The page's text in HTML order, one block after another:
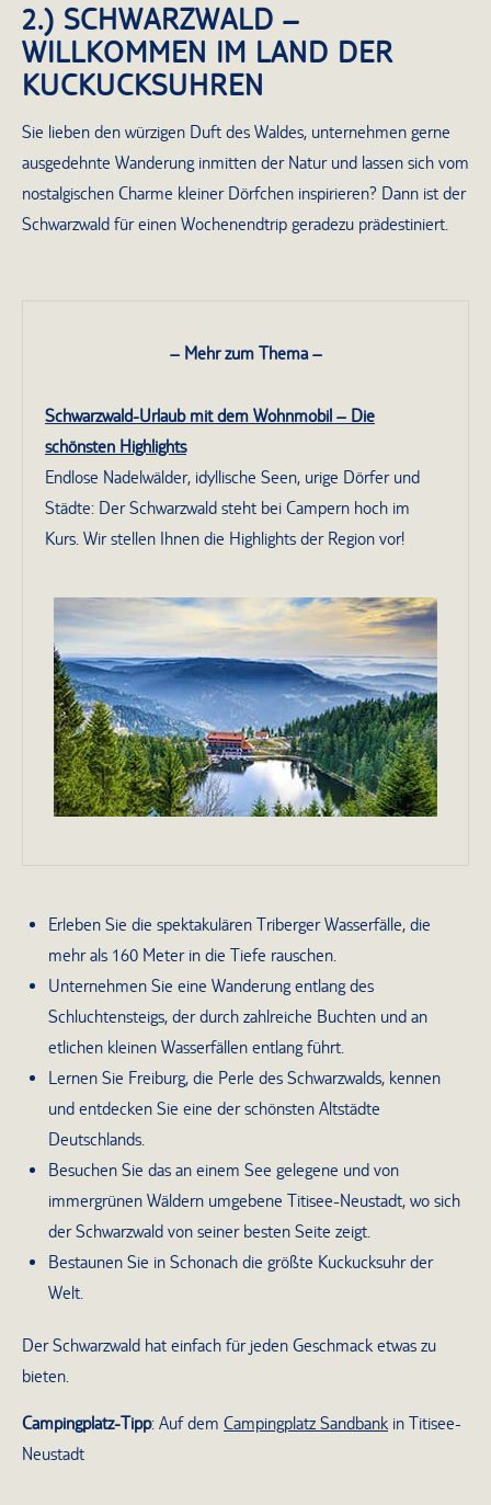
2.) SCHWARZWALD –
WILLKOMMEN IM LAND DER
KUCKUCKSUHREN
Sie lieben den würzigen Duft des Waldes, unternehmen gerne
ausgedehnte Wanderung inmitten der Natur und lassen sich vom
nostalgischen Charme kleiner Dörfchen inspirieren? Dann ist der
Schwarzwald für einen Wochenendtrip geradezu prädestiniert.
– Mehr zum Thema –
Schwarzwald-Urlaub mit dem Wohnmobil – Die
schönsten Highlights
Endlose Nadelwälder, idyllische Seen, urige Dörfer und
Städte: Der Schwarzwald steht bei Campern hoch im
Kurs. Wir stellen Ihnen die Highlights der Region vor!
Erleben Sie die spektakulären Triberger Wasserfälle, die
mehr als 160 Meter in die Tiefe rauschen.
Unternehmen Sie eine Wanderung entlang des
Schluchtensteigs, der durch zahlreiche Buchten und an
etlichen kleinen Wasserfällen entlang führt.
Lernen Sie Freiburg, die Perle des Schwarzwalds, kennen
und entdecken Sie eine der schönsten Altstädte
Deutschlands.
Besuchen Sie das an einem See gelegene und von
immergrünen Wäldern umgebene Titisee-Neustadt, wo sich
der Schwarzwald von seiner besten Seite zeigt.
Bestaunen Sie in Schonach die größte Kuckucksuhr der
Welt.
Der Schwarzwald hat einfach für jeden Geschmack etwas zu
bieten.
Campingplatz-Tipp: Auf dem Campingplatz Sandbank in Titisee-
Neustadt